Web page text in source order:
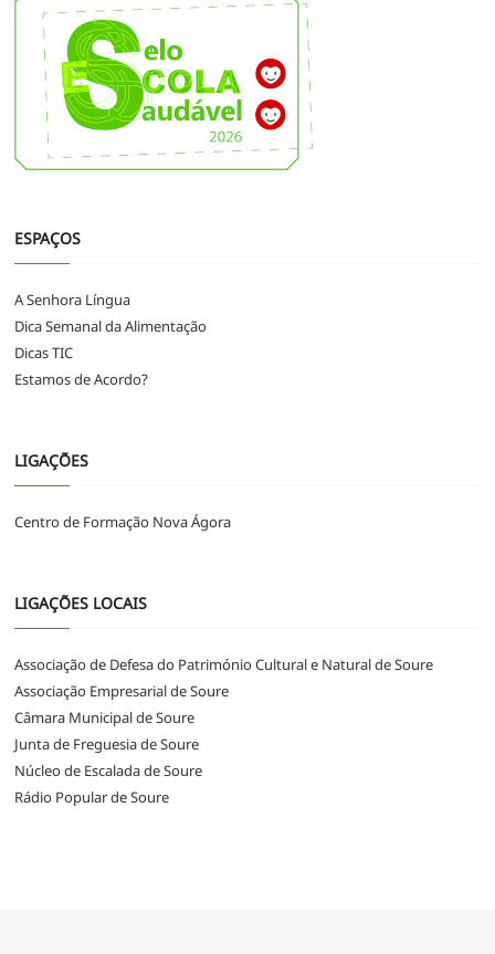
ESPAÇOS
A Senhora Língua
Dica Semanal da Alimentação
Dicas TIC
Estamos de Acordo?
LIGAÇÕES
Centro de Formação Nova Ágora
LIGAÇÕES LOCAIS
Associação de Defesa do Património Cultural e Natural de Soure
Associação Empresarial de Soure
Câmara Municipal de Soure
Junta de Freguesia de Soure
Núcleo de Escalada de Soure
Rádio Popular de Soure